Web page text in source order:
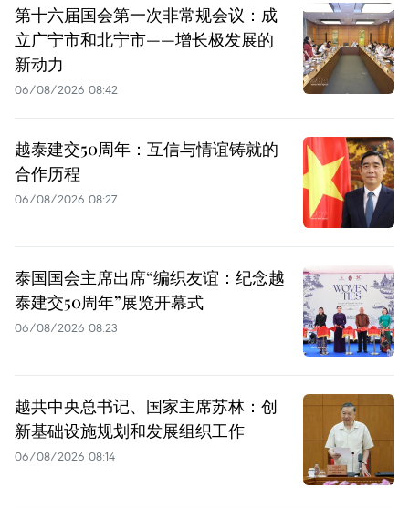
第十六届国会第一次非常规会议：成
立广宁市和北宁市——增长极发展的
新动力
06/08/2026 08:42
越泰建交50周年：互信与情谊铸就的
合作历程
06/08/2026 08:27
泰国国会主席出席“编织友谊：纪念越
泰建交50周年”展览开幕式
06/08/2026 08:23
越共中央总书记、国家主席苏林：创
新基础设施规划和发展组织工作
06/08/2026 08:14